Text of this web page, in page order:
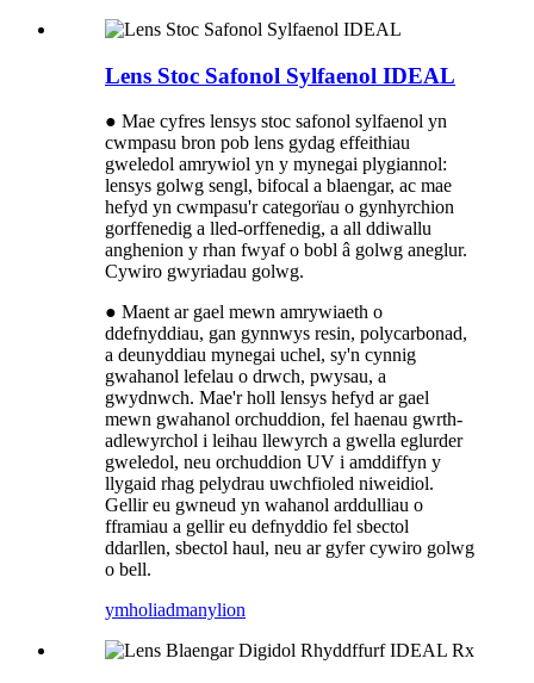
Lens Stoc Safonol Sylfaenol IDEAL
● Mae cyfres lensys stoc safonol sylfaenol yn
cwmpasu bron pob lens gydag effeithiau
gweledol amrywiol yn y mynegai plygiannol:
lensys golwg sengl, bifocal a blaengar, ac mae
hefyd yn cwmpasu'r categorïau o gynhyrchion
gorffenedig a lled-orffenedig, a all ddiwallu
anghenion y rhan fwyaf o bobl â golwg aneglur.
Cywiro gwyriadau golwg.
● Maent ar gael mewn amrywiaeth o
ddefnyddiau, gan gynnwys resin, polycarbonad,
a deunyddiau mynegai uchel, sy'n cynnig
gwahanol lefelau o drwch, pwysau, a
gwydnwch. Mae'r holl lensys hefyd ar gael
mewn gwahanol orchuddion, fel haenau gwrth-
adlewyrchol i leihau llewyrch a gwella eglurder
gweledol, neu orchuddion UV i amddiffyn y
llygaid rhag pelydrau uwchfioled niweidiol.
Gellir eu gwneud yn wahanol arddulliau o
fframiau a gellir eu defnyddio fel sbectol
ddarllen, sbectol haul, neu ar gyfer cywiro golwg
o bell.
ymholiadmanylion